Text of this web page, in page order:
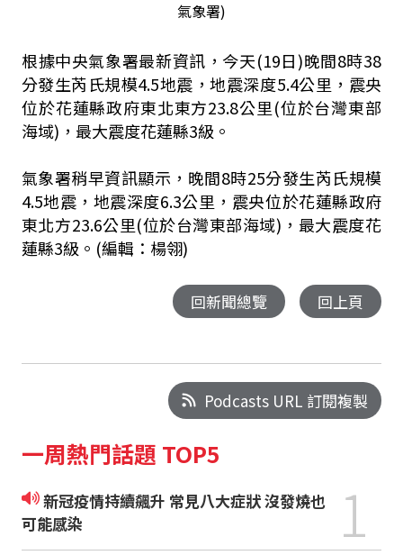
氣象署)
根據中央氣象署最新資訊，今天(19日)晚間8時38
分發生芮氏規模4.5地震，地震深度5.4公里，震央
位於花蓮縣政府東北東方23.8公里(位於台灣東部
海域)，最大震度花蓮縣3級。
氣象署稍早資訊顯示，晚間8時25分發生芮氏規模
4.5地震，地震深度6.3公里，震央位於花蓮縣政府
東北方23.6公里(位於台灣東部海域)，最大震度花
蓮縣3級。(編輯：楊翎)
回新聞總覽 回上頁
Podcasts URL 訂閱複製
一周熱門話題 TOP5
新冠疫情持續飆升 常見八大症狀 沒發燒也
可能感染
1